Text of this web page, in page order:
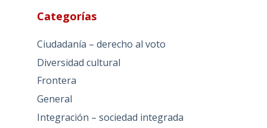
Categorías
Ciudadanía – derecho al voto
Diversidad cultural
Frontera
General
Integración – sociedad integrada